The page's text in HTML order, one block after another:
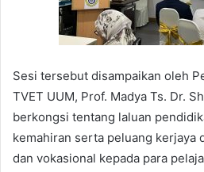
Sesi tersebut disampaikan oleh
TVET UUM, Prof. Madya Ts. Dr.
berkongsi tentang laluan
kemahiran serta peluang kerjaya
dan vokasional kepada para